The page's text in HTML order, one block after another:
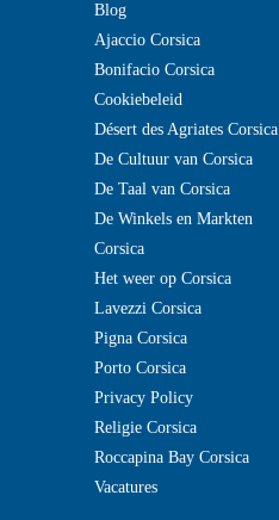
Blog
Ajaccio Corsica
Bonifacio Corsica
Cookiebeleid
Désert des Agriates Corsica
De Cultuur van Corsica
De Taal van Corsica
De Winkels en Markten
Corsica
Het weer op Corsica
Lavezzi Corsica
Pigna Corsica
Porto Corsica
Privacy Policy
Religie Corsica
Roccapina Bay Corsica
Vacatures